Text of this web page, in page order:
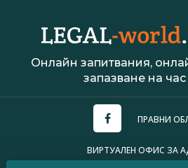
Онлайн запитвания,
запазване на
ПРАВНИ
ВИРТУАЛЕН ОФИС ЗА